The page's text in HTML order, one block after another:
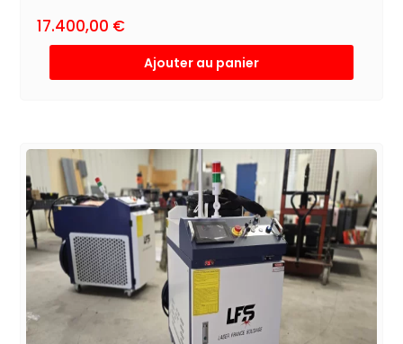
17.400,00 €
Ajouter au panier